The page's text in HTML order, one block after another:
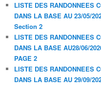
LISTE DES RANDONNEES
DANS LA BASE AU 23/05/
Section 2
LISTE DES RANDONNEES
DANS LA BASE AU28/06/
PAGE 2
LISTE DES RANDONNEES
DANS LA BASE AU 29/09/